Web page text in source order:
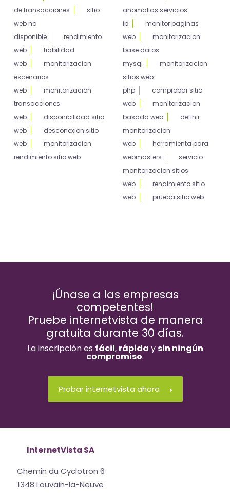
de transacciones
sitio
web no
disponible
rendimiento
web
fiabilidad
web
monitorizacion
escenarios
web
monitorizacion
transacciones
web
disponibilidad sitio
web
desconexion sitio
web
monitorizacion
rendimiento sitio web
anomalias servicios
ip
monitor paginas
web
monitorizacion
base datos
mysql
monitorizacion
sitios web
php
comprobar sitio
web
monitorizacion
basada web
definir
monitorizacion
web
herramienta para
webmasters
servicio
monitorizacion sitios
web
rendimiento sitio
web
prueba sitio web
¡Únase a las empresas
competentes!
Pruebe internetvista de manera
gratuita durante 30 días.
La inscripción es fácil, rápida ysin ningún
compromiso.
Probar internetvista ahora
InternetVista SA
Chemin du Cyclotron 6
1348 Louvain-la-Neuve